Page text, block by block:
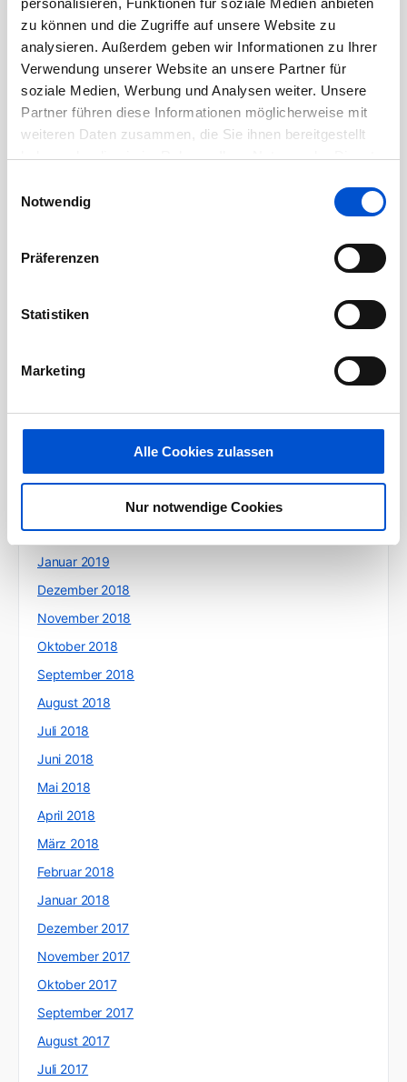
zu können und die Zugriffe auf unsere Website zu
analysieren. Außerdem geben wir Informationen zu Ihrer
Verwendung unserer Website an unsere Partner für
soziale Medien, Werbung und Analysen weiter. Unsere
Partner führen diese Informationen möglicherweise mit
weiteren Daten zusammen, die Sie ihnen bereitgestellt
haben oder die sie im Rahmen Ihrer Nutzung der Dienste
Notwendig
Präferenzen
Statistiken
Marketing
Alle Cookies zulassen
Nur notwendige Cookies
August 2020
Juli 2020
Juni 2020
Mai 2020
April 2020
Februar 2020
Dezember 2019
Oktober 2019
August 2019
April 2019
Februar 2019
Januar 2019
Dezember 2018
November 2018
Oktober 2018
September 2018
August 2018
Juli 2018
Juni 2018
Mai 2018
April 2018
März 2018
Februar 2018
Januar 2018
Dezember 2017
November 2017
Oktober 2017
September 2017
August 2017
Juli 2017